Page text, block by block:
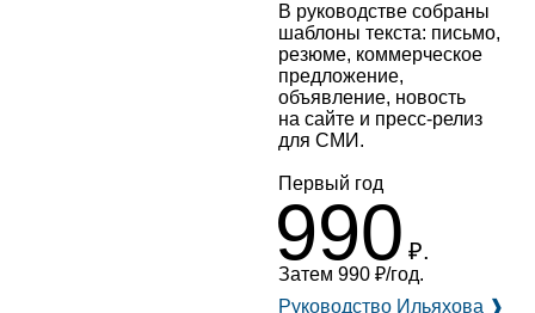
В руководстве собраны
шаблоны текста: письмо,
резюме, коммерческое
предложение,
объявление, новость
на сайте и пресс‑релиз
для СМИ .
Первый год
990 ₽.
Затем 990 ₽/год.
Руководство Ильяхова ❱